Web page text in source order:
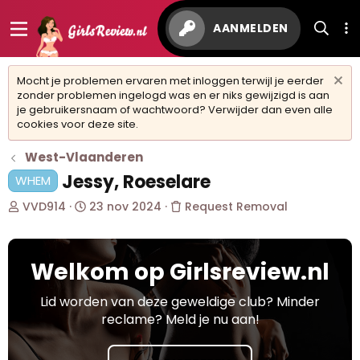
AANMELDEN
Mocht je problemen ervaren met inloggen terwijl je eerder
zonder problemen ingelogd was en er niks gewijzigd is aan
je gebruikersnaam of wachtwoord? Verwijder dan even alle
cookies voor deze site.
West-Vlaanderen
WHEM
Jessy, Roeselare
O
d
p
s
VVD914
S
a
t
d
a
23 nov 2024 Request Removal
Welkom op Girlsreview.nl
Lid worden van deze geweldige club? Minder
reclame? Meld je nu aan!